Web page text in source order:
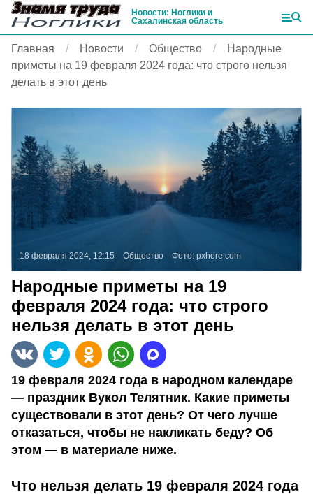
Новости: Ноглики и
Сахалинская область
Главная Новости Общество
Народные
приметы на 19 февраля 2024 года: что строго нельзя
делать в этот день
18 февраля 2024, 12:15 Общество Фото: pxhere.com
Народные приметы на 19
февраля 2024 года: что строго
нельзя делать в этот день
19 февраля 2024 года в народном календаре
— праздник Вукол Телятник. Какие приметы
существовали в этот день? От чего лучше
отказаться, чтобы не накликать беду? Об
этом — в материале ниже.
Что нельзя делать 19 февраля 2024 года